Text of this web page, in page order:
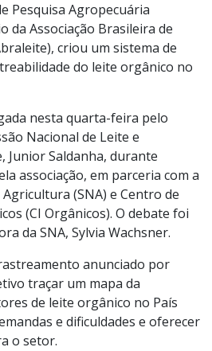
Pesquisa Agropecuária
da Associação Brasileira de
criou um sistema de
do leite orgânico no
nesta quarta-feira pelo
Nacional de Leite e
Junior Saldanha, durante
associação, em parceria com a
(SNA) e Centro de
(CI Orgânicos). O debate foi
da SNA, Sylvia Wachsner.
anunciado por
traçar um mapa da
de leite orgânico no País
e dificuldades e oferecer
o setor.